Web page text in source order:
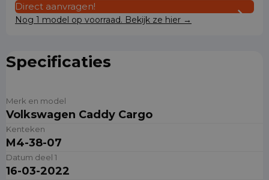
Direct aanvragen!
Nog 1 model op voorraad. Bekijk ze hier →
Specificaties
Merk en model
Volkswagen Caddy Cargo
Kenteken
M4-38-07
Datum deel 1
16-03-2022